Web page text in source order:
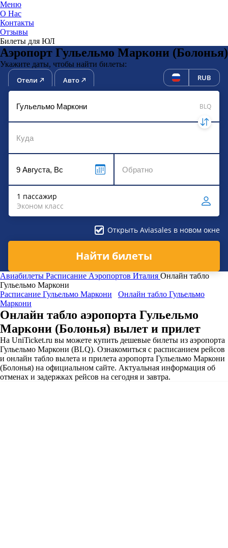
Меню
О Нас
Контакты
Отзывы
Билеты для ЮЛ
Аэропорт Гульельмо Маркони (Болонья)
Укажите даты, чтобы найти билеты:
Отели Авто RUB
BLQ
1 пассажир
Эконом класс
Открыть Aviasales в новом окне
Найти билеты
Авиабилеты Расписание Аэропортов Италия Онлайн табло
Гульельмо Маркони
Расписание Гульельмо Маркони
Онлайн табло Гульельмо
Маркони
Онлайн табло аэропорта Гульельмо
Маркони (Болонья) вылет и прилет
На UniTicket.ru вы можете купить дешевые билеты из аэропорта
Гульельмо Маркони (BLQ). Ознакомиться с расписанием рейсов
и онлайн табло вылета и прилета аэропорта Гульельмо Маркони
(Болонья) на официальном сайте. Актуальная информация об
отменах и задержках рейсов на сегодня и завтра.